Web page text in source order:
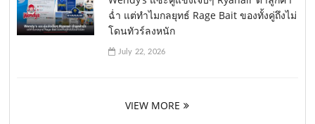
ฉ่ำ แต่ทำไมกลยุทธ์ Rage Bait ของทั้งคู่ถึงไม่
โดนทัวร์ลงหนัก
July 22, 2026
VIEW MORE